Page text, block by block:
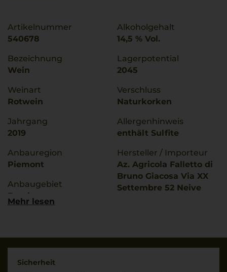
Artikelnummer
540678
Bezeichnung
Wein
Weinart
Rotwein
Jahrgang
2019
Anbauregion
Piemont
Anbaugebiet
Barolo
Qualitätsstufe
Denominazione Di
Alkoholgehalt
14,5 % Vol.
Lagerpotential
2045
Verschluss
Naturkorken
Allergenhinweis
enthält Sulfite
Hersteller / Importeur
Az. Agricola Falletto di
Bruno Giacosa Via XX
Settembre 52 Neive
Füllmenge
Mehr lesen
Sicherheit